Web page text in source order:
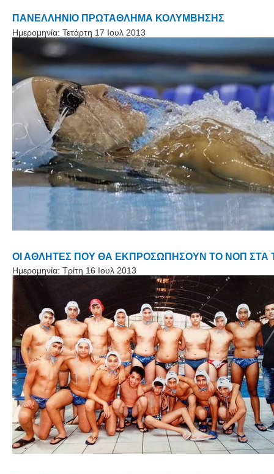
ΠΑΝΕΛΛΗΝΙΟ ΠΡΩΤΑΘΛΗΜΑ ΚΟΛΥΜΒΗΣΗΣ
Ημερομηνία: Τετάρτη 17 Ιουλ 2013
ΟΙ ΑΘΛΗΤΕΣ ΠΟΥ ΘΑ ΕΚΠΡΟΣΩΠΗΣΟΥΝ ΤΟ ΝΟΠ ΣΤΑ
Ημερομηνία: Τρίτη 16 Ιουλ 2013